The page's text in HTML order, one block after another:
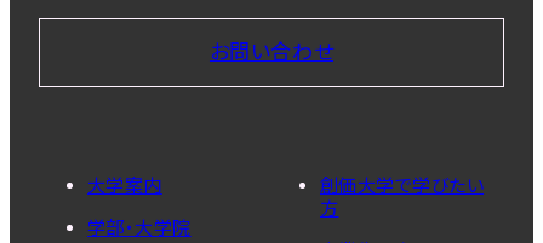
お問い合わせ
大学案内
学部・大学院
創価大学で学びたい
方